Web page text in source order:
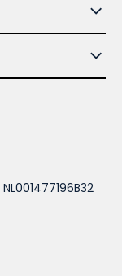
NL001477196B32